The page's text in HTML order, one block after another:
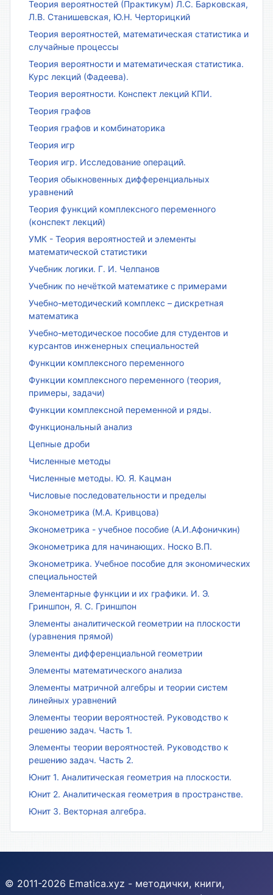
Теория вероятностей (Практикум) Л.С. Барковская,
Л.В. Станишевская, Ю.Н. Черторицкий
Теория вероятностей, математическая статистика и
случайные процессы
Теория вероятности и математическая статистика.
Курс лекций (Фадеева).
Теория вероятности. Конспект лекций КПИ.
Теория графов
Теория графов и комбинаторика
Теория игр
Теория игр. Исследование операций.
Теория обыкновенных дифференциальных
уравнений
Теория функций комплексного переменного
(конспект лекций)
УМК - Теория вероятностей и элементы
математической статистики
Учебник логики. Г. И. Челпанов
Учебник по нечёткой математике с примерами
Учебно-методический комплекс – дискретная
математика
Учебно-методическое пособие для студентов и
курсантов инженерных специальностей
Функции комплексного переменного
Функции комплексного переменного (теория,
примеры, задачи)
Функции комплексной переменной и ряды.
Функциональный анализ
Цепные дроби
Численные методы
Численные методы. Ю. Я. Кацман
Числовые последовательности и пределы
Эконометрика (М.А. Кривцова)
Эконометрика - учебное пособие (А.И.Афоничкин)
Эконометрика для начинающих. Носко В.П.
Эконометрика. Учебное пособие для экономических
специальностей
Элементарные функции и их графики. И. Э.
Гриншпон, Я. С. Гриншпон
Элементы аналитической геометрии на плоскости
(уравнения прямой)
Элементы дифференциальной геометрии
Элементы математического анализа
Элементы матричной алгебры и теории систем
линейных уравнений
Элементы теории вероятностей. Руководство к
решению задач. Часть 1.
Элементы теории вероятностей. Руководство к
решению задач. Часть 2.
Юнит 1. Аналитическая геометрия на плоскости.
Юнит 2. Аналитическая геометрия в пространстве.
Юнит 3. Векторная алгебра.
© 2011-2026 Ematica.xyz - методички, книги,